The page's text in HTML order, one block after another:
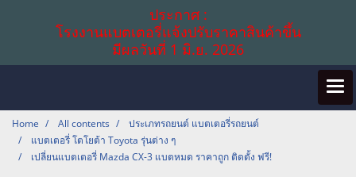
ประกาศ :
โรงงานแบตเตอรี่แจ้งปรับราคาสินค้าขึ้น
มีผลวันที่ 1 มิ.ย. 2026
Home All contents
ประเภทรถยนต์ แบตเตอรี่รถยนต์
แบตเตอรี่ โตโยต้า Toyota รุ่นต่าง ๆ
เปลี่ยนแบตเตอรี่ Mazda CX-3 แบตหมด ราคาถูก ติดตั้ง ฟรี!